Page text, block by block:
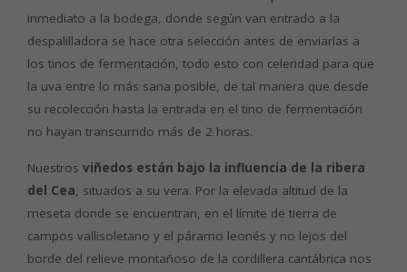
inmediato a la bodega, donde según van entrado a la
despalilladora se hace otra selección antes de enviarlas a
los tinos de fermentación, todo esto con celeridad para que
la uva entre lo más sana posible, de tal manera que desde
su recolección hasta la entrada en el tino de fermentación
no hayan transcurrido más de 2 horas.
Nuestros viñedos están bajo la influencia de la ribera
del Cea, situados a su vera. Por la elevada altitud de la
meseta donde se encuentran, en el límite de tierra de
campos vallisoletano y el páramo leonés y no lejos del
borde del relieve montañoso de la cordillera cantábrica nos